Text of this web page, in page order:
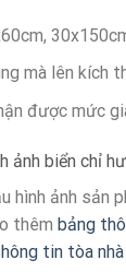
mà lên kích
được mức
ảnh biển chỉ
hình ảnh sản
thêm bảng
tin tòa